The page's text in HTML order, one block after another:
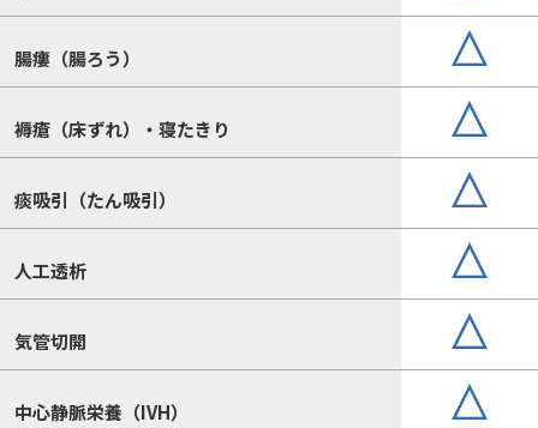
腸瘻（腸ろう）
褥瘡（床ずれ）・寝たきり
痰吸引（たん吸引）
人工透析
気管切開
中心静脈栄養（IVH）